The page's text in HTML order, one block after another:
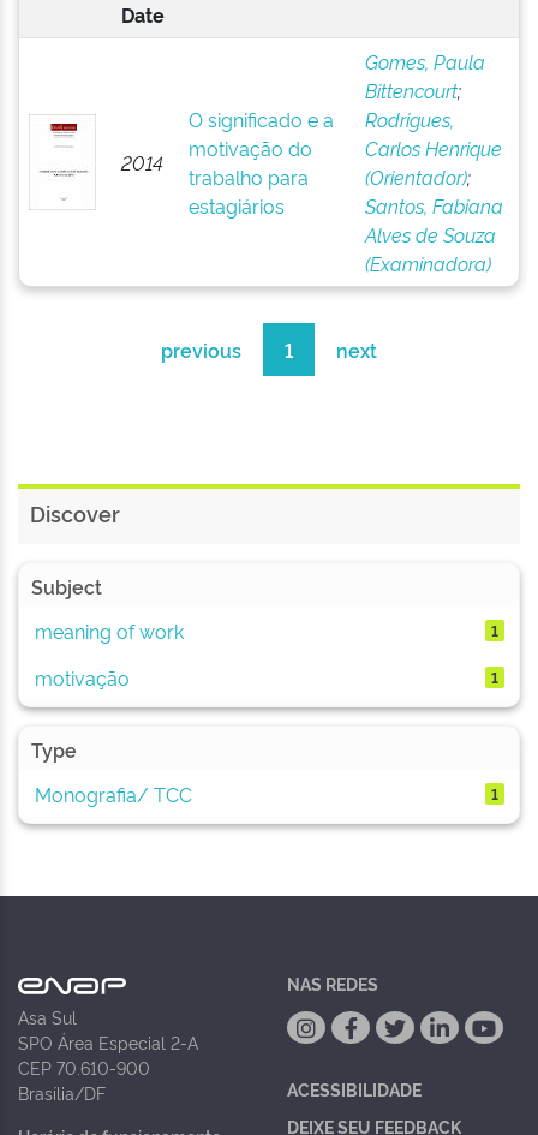
Date
2014
O significado e a
motivação do
trabalho para
estagiários
Gomes, Paula
Bittencourt;
Rodrigues,
Carlos Henrique
(Orientador);
Santos, Fabiana
Alves de Souza
(Examinadora)
previous 1 next
Discover
Subject
meaning of work
1
motivação 1
Type
Monografia/ TCC
1
Asa Sul
SPO Área Especial 2-A
CEP 70.610-900
Brasília/DF
NAS REDES
ACESSIBILIDADE
DEIXE SEU FEEDBACK